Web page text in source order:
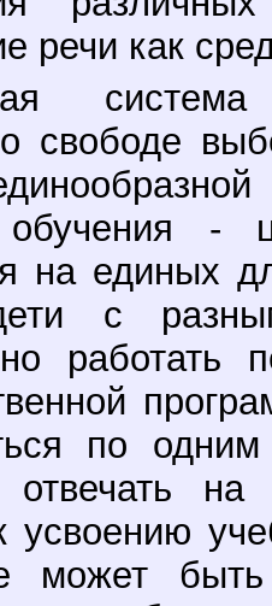
речи как
свободе
обучения -
на единых
с
по
отвечать
усвоению
может быть